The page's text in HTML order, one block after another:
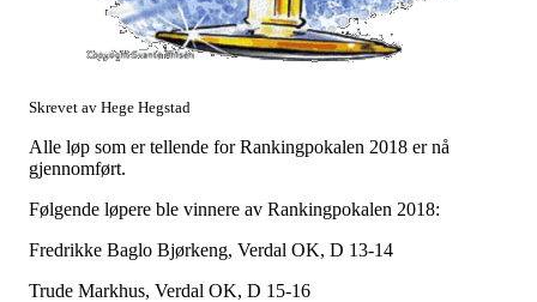
Skrevet av Hege Hegstad
Alle løp som er tellende for Rankingpokalen 2018 er nå
gjennomført.
Følgende løpere ble vinnere av Rankingpokalen 2018:
Fredrikke Baglo Bjørkeng, Verdal OK, D 13-14
Trude Markhus, Verdal OK, D 15-16